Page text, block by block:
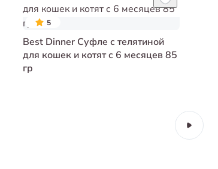
5
Best Dinner Суфле с телятиной
для кошек и котят с 6 месяцев 85
гр